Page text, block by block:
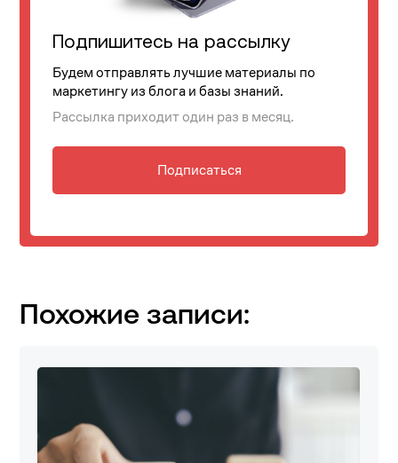
Подпишитесь на рассылку
Будем отправлять лучшие материалы по
маркетингу из блога и базы знаний.
Рассылка приходит один раз в месяц.
Подписаться
Похожие записи: